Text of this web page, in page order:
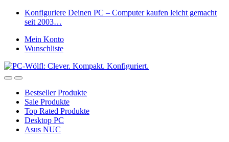
Skip
Skip
Konfiguriere Deinen PC – Computer kaufen leicht gemacht
seit 2003…
Mein Konto
Wunschliste
OpenClose
Bestseller Produkte
Sale Produkte
Top Rated Produkte
Desktop PC
Asus NUC